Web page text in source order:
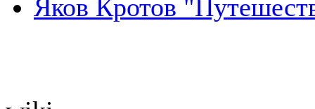
Яков Кротов